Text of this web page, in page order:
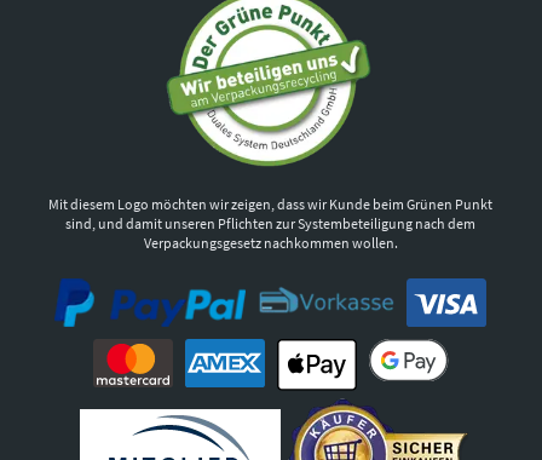
Mit diesem Logo möchten wir zeigen, dass wir Kunde beim Grünen Punkt
sind, und damit unseren Pflichten zur Systembeteiligung nach dem
Verpackungsgesetz nachkommen wollen.